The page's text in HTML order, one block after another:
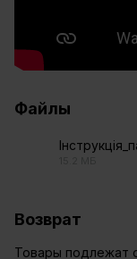
Файлы
Возврат
Товары подлежат